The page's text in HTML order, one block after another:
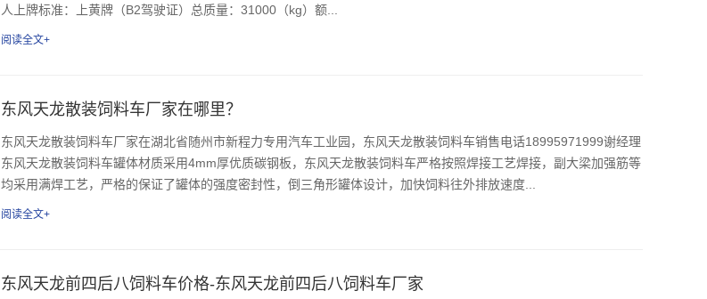
人上牌标准：上黄牌（B2驾驶证）总质量：31000（kg）额...
阅读全文+
东风天龙散装饲料车厂家在哪里？
东风天龙散装饲料车厂家在湖北省随州市新程力专用汽车工业园，东风天龙散装饲料车销售电话18995971999谢经理
东风天龙散装饲料车罐体材质采用4mm厚优质碳钢板，东风天龙散装饲料车严格按照焊接工艺焊接，副大梁加强筋等
均采用满焊工艺，严格的保证了罐体的强度密封性，倒三角形罐体设计，加快饲料往外排放速度...
阅读全文+
东风天龙前四后八饲料车价格-东风天龙前四后八饲料车厂家